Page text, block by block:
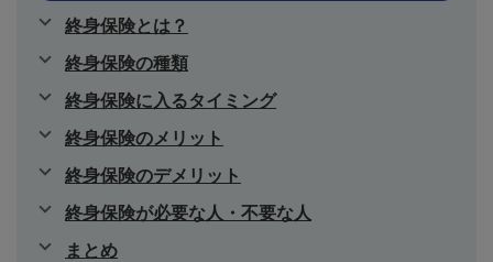
終身保険とは？
終身保険の種類
終身保険に入るタイミング
終身保険のメリット
終身保険のデメリット
終身保険が必要な人・不要な人
まとめ